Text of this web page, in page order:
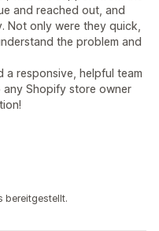
and reached out, and
Not only were they quick,
the problem and
a responsive, helpful team
any Shopify store owner
bereitgestellt.